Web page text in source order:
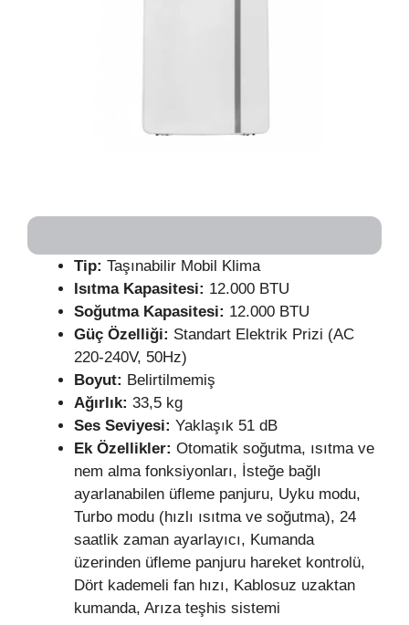
Tip: Taşınabilir Mobil Klima
Isıtma Kapasitesi: 12.000 BTU
Soğutma Kapasitesi: 12.000 BTU
Güç Özelliği: Standart Elektrik Prizi (AC
220-240V, 50Hz)
Boyut: Belirtilmemiş
Ağırlık: 33,5 kg
Ses Seviyesi: Yaklaşık 51 dB
Ek Özellikler: Otomatik soğutma, ısıtma ve
nem alma fonksiyonları, İsteğe bağlı
ayarlanabilen üfleme panjuru, Uyku modu,
Turbo modu (hızlı ısıtma ve soğutma), 24
saatlik zaman ayarlayıcı, Kumanda
üzerinden üfleme panjuru hareket kontrolü,
Dört kademeli fan hızı, Kablosuz uzaktan
kumanda, Arıza teşhis sistemi